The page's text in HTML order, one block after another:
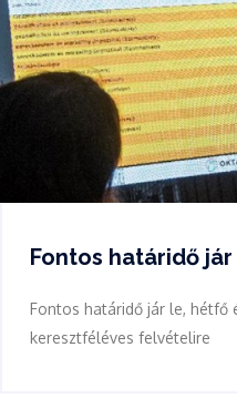
Fontos határidő
Fontos határidő jár le, hétfő
keresztféléves felvételire